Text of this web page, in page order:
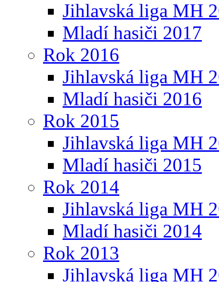
Jihlavská liga MH
Mladí hasiči 2017
Rok 2016
Jihlavská liga MH
Mladí hasiči 2016
Rok 2015
Jihlavská liga MH
Mladí hasiči 2015
Rok 2014
Jihlavská liga MH
Mladí hasiči 2014
Rok 2013
Jihlavská liga MH